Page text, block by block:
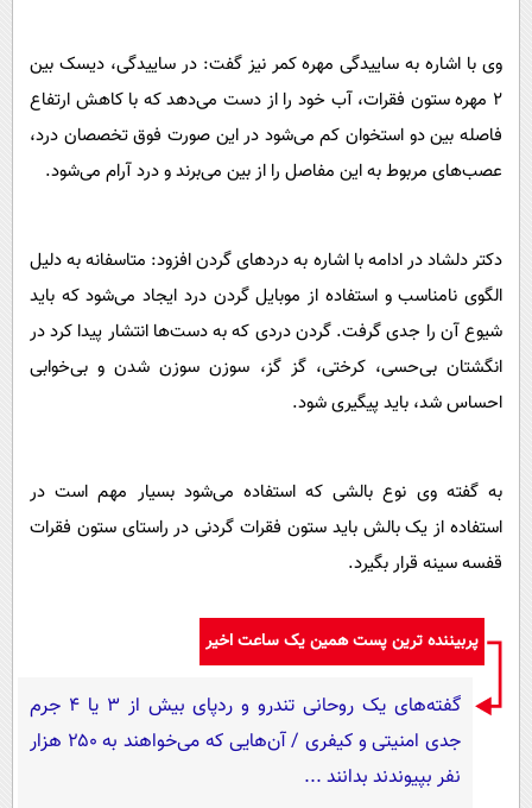
وی با اشاره به ساییدگی مهره کمر نیز گفت: در ساییدگی، دیسک بین
۲ مهره ستون فقرات، آب خود را از دست می‌دهد که با کاهش ارتفاع
فاصله بین دو استخوان کم می‌شود در این صورت فوق تخصصان درد،
عصب‌های مربوط به این مفاصل را از بین می‌برند و درد آرام می‌شود.
دکتر دلشاد در ادامه با اشاره به دردهای گردن افزود: متاسفانه به دلیل
الگوی نامناسب و استفاده از موبایل گردن درد ایجاد می‌شود که باید
شیوع آن را جدی گرفت. گردن دردی که به دست‌ها انتشار پیدا کرد در
انگشتان بی‌حسی، کرختی، گز گز، سوزن سوزن شدن و بی‌خوابی
احساس شد، باید پیگیری شود.
به گفته وی نوع بالشی که استفاده می‌شود بسیار مهم است در
استفاده از یک بالش باید ستون فقرات گردنی در راستای ستون فقرات
قفسه سینه قرار بگیرد.
پربیننده ترین پست همین یک ساعت اخیر
گفته‌های یک روحانی تندرو و ردپای بیش از ۳ یا ۴ جرم
جدی امنیتی و کیفری / آن‌هایی که می‌خواهند به ۲۵۰ هزار
نفر بپیوندند بدانند ...